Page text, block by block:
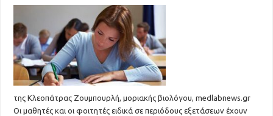
της Kλεοπάτρας Ζουμπουρλή, μοριακής βιολόγου, medlabnews.gr
Οι μαθητές και οι φοιτητές ειδικά σε περιόδους εξετάσεων έχουν